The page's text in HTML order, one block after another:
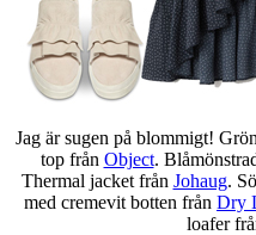
Jag är sugen på blommigt!
top från Object.
Thermal jacket från Johaug.
med cremevit botten från Dry
loafer